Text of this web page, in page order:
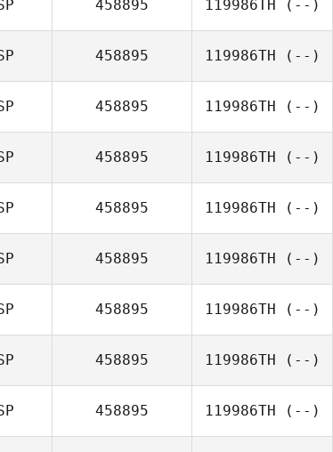
458895 119986TH (--)
458895 119986TH (--)
458895 119986TH (--)
458895 119986TH (--)
458895 119986TH (--)
458895 119986TH (--)
458895 119986TH (--)
458895 119986TH (--)
458895 119986TH (--)